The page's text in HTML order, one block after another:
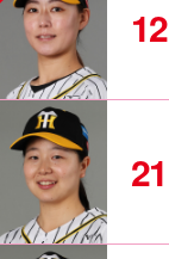
12
21